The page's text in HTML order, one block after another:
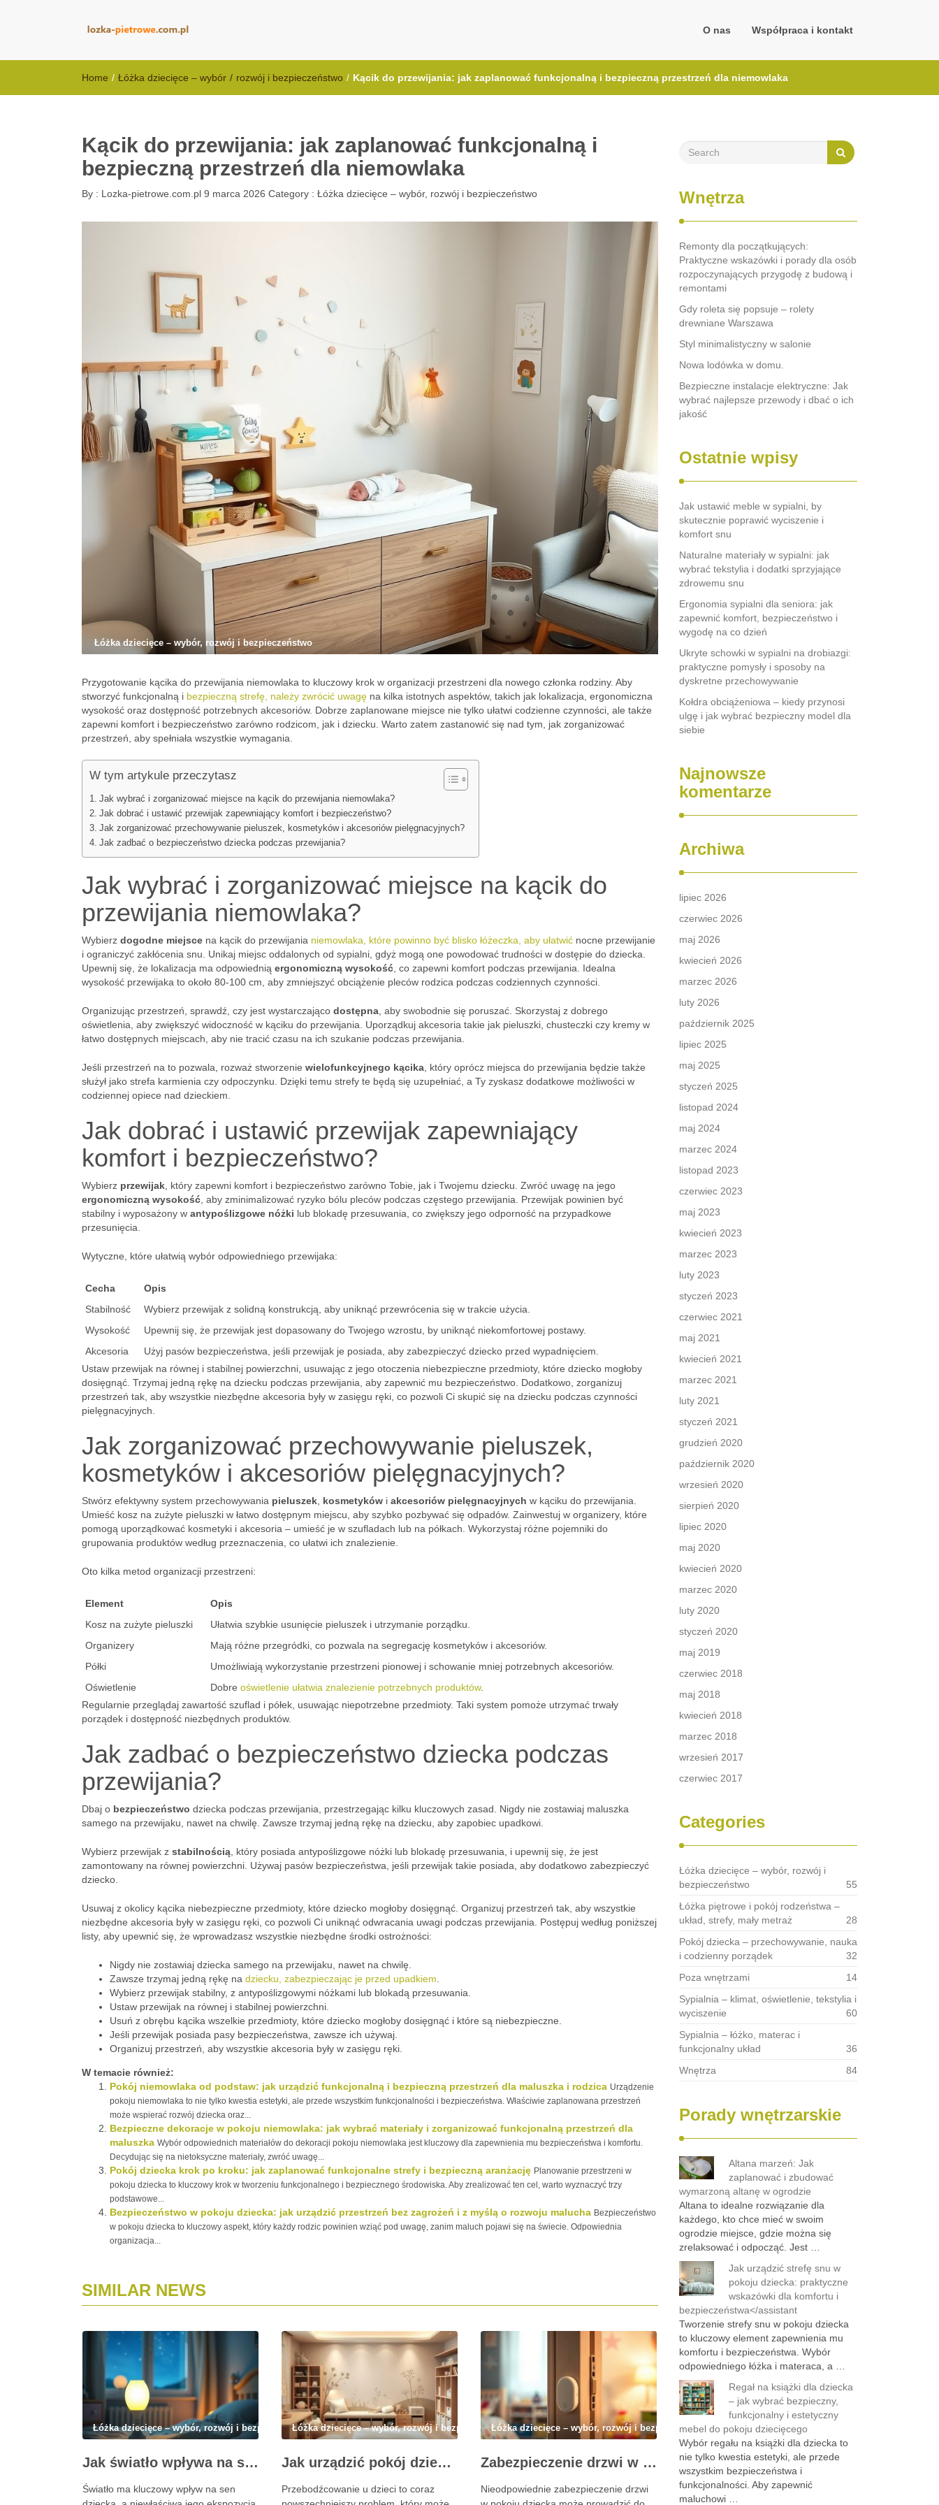
O nas Współpraca i kontakt
Home / Łóżka dziecięce – wybór / rozwój i bezpieczeństwo / Kącik do przewijania: jak zaplanować funkcjonalną i bezpieczną przestrzeń dla niemowlaka
Kącik do przewijania: jak zaplanować funkcjonalną i
bezpieczną przestrzeń dla niemowlaka
By : Lozka-pietrowe.com.pl 9 marca 2026 Category : Łóżka dziecięce – wybór, rozwój i bezpieczeństwo
Łóżka dziecięce – wybór, rozwój i bezpieczeństwo
Przygotowanie kącika do przewijania niemowlaka to kluczowy krok w organizacji przestrzeni dla nowego członka rodziny. Aby
stworzyć funkcjonalną i bezpieczną strefę, należy zwrócić uwagę na kilka istotnych aspektów, takich jak lokalizacja, ergonomiczna
wysokość oraz dostępność potrzebnych akcesoriów. Dobrze zaplanowane miejsce nie tylko ułatwi codzienne czynności, ale także
zapewni komfort i bezpieczeństwo zarówno rodzicom, jak i dziecku. Warto zatem zastanowić się nad tym, jak zorganizować
przestrzeń, aby spełniała wszystkie wymagania.
W tym artykule przeczytasz
Jak wybrać i zorganizować miejsce na kącik do przewijania niemowlaka?
Jak dobrać i ustawić przewijak zapewniający komfort i bezpieczeństwo?
Jak zorganizować przechowywanie pieluszek, kosmetyków i akcesoriów pielęgnacyjnych?
Jak zadbać o bezpieczeństwo dziecka podczas przewijania?
Jak wybrać i zorganizować miejsce na kącik do
przewijania niemowlaka?
Wybierz dogodne miejsce na kącik do przewijania niemowlaka, które powinno być blisko łóżeczka, aby ułatwić nocne przewijanie
i ograniczyć zakłócenia snu. Unikaj miejsc oddalonych od sypialni, gdyż mogą one powodować trudności w dostępie do dziecka.
Upewnij się, że lokalizacja ma odpowiednią ergonomiczną wysokość , co zapewni komfort podczas przewijania. Idealna
wysokość przewijaka to około 80-100 cm, aby zmniejszyć obciążenie pleców rodzica podczas codziennych czynności.
Organizując przestrzeń, sprawdź, czy jest wystarczająco dostępna , aby swobodnie się poruszać. Skorzystaj z dobrego
oświetlenia, aby zwiększyć widoczność w kąciku do przewijania. Uporządkuj akcesoria takie jak pieluszki, chusteczki czy kremy w
łatwo dostępnych miejscach, aby nie tracić czasu na ich szukanie podczas przewijania.
Jeśli przestrzeń na to pozwala, rozważ stworzenie wielofunkcyjnego kącika , który oprócz miejsca do przewijania będzie także
służył jako strefa karmienia czy odpoczynku. Dzięki temu strefy te będą się uzupełniać, a Ty zyskasz dodatkowe możliwości w
codziennej opiece nad dzieckiem.
Jak dobrać i ustawić przewijak zapewniający
komfort i bezpieczeństwo?
Wybierz przewijak , który zapewni komfort i bezpieczeństwo zarówno Tobie, jak i Twojemu dziecku. Zwróć uwagę na jego
ergonomiczną wysokość , aby zminimalizować ryzyko bólu pleców podczas częstego przewijania. Przewijak powinien być
stabilny i wyposażony w antypoślizgowe nóżki lub blokadę przesuwania, co zwiększy jego odporność na przypadkowe
przesunięcia.
Wytyczne, które ułatwią wybór odpowiedniego przewijaka:
Cecha
Opis
Stabilność
Wybierz przewijak z solidną konstrukcją, aby uniknąć przewrócenia się w trakcie użycia.
Wysokość
Upewnij się, że przewijak jest dopasowany do Twojego wzrostu, by uniknąć niekomfortowej postawy.
Akcesoria
Użyj pasów bezpieczeństwa, jeśli przewijak je posiada, aby zabezpieczyć dziecko przed wypadnięciem.
Ustaw przewijak na równej i stabilnej powierzchni, usuwając z jego otoczenia niebezpieczne przedmioty, które dziecko mogłoby
dosięgnąć. Trzymaj jedną rękę na dziecku podczas przewijania, aby zapewnić mu bezpieczeństwo. Dodatkowo, zorganizuj
przestrzeń tak, aby wszystkie niezbędne akcesoria były w zasięgu ręki, co pozwoli Ci skupić się na dziecku podczas czynności
pielęgnacyjnych.
Jak zorganizować przechowywanie pieluszek,
kosmetyków i akcesoriów pielęgnacyjnych?
Stwórz efektywny system przechowywania pieluszek kosmetyków i akcesoriów pielęgnacyjnych w kąciku do przewijania.
Umieść kosz na zużyte pieluszki w łatwo dostępnym miejscu, aby szybko pozbywać się odpadów. Zainwestuj w organizery, które
pomogą uporządkować kosmetyki i akcesoria – umieść je w szufladach lub na półkach. Wykorzystaj różne pojemniki do
grupowania produktów według przeznaczenia, co ułatwi ich znalezienie.
Oto kilka metod organizacji przestrzeni:
Element
Opis
Kosz na zużyte pieluszki
Ułatwia szybkie usunięcie pieluszek i utrzymanie porządku.
Organizery
Mają różne przegródki, co pozwala na segregację kosmetyków i akcesoriów.
Półki
Umożliwiają wykorzystanie przestrzeni pionowej i schowanie mniej potrzebnych akcesoriów.
Oświetlenie
Dobre oświetlenie ułatwia znalezienie potrzebnych produktów.
Regularnie przeglądaj zawartość szuflad i półek, usuwając niepotrzebne przedmioty. Taki system pomoże utrzymać trwały
porządek i dostępność niezbędnych produktów.
Jak zadbać o bezpieczeństwo dziecka podczas
przewijania?
Dbaj o bezpieczeństwo dziecka podczas przewijania, przestrzegając kilku kluczowych zasad. Nigdy nie zostawiaj maluszka
samego na przewijaku, nawet na chwilę. Zawsze trzymaj jedną rękę na dziecku, aby zapobiec upadkowi.
Wybierz przewijak z stabilnością , który posiada antypoślizgowe nóżki lub blokadę przesuwania, i upewnij się, że jest
zamontowany na równej powierzchni. Używaj pasów bezpieczeństwa, jeśli przewijak takie posiada, aby dodatkowo zabezpieczyć
dziecko.
Usuwaj z okolicy kącika niebezpieczne przedmioty, które dziecko mogłoby dosięgnąć. Organizuj przestrzeń tak, aby wszystkie
niezbędne akcesoria były w zasięgu ręki, co pozwoli Ci uniknąć odwracania uwagi podczas przewijania. Postępuj według poniższej
listy, aby upewnić się, że wprowadzasz wszystkie niezbędne środki ostrożności:
Nigdy nie zostawiaj dziecka samego na przewijaku, nawet na chwilę.
Zawsze trzymaj jedną rękę na dziecku, zabezpieczając je przed upadkiem
Wybierz przewijak stabilny, z antypoślizgowymi nóżkami lub blokadą przesuwania.
Ustaw przewijak na równej i stabilnej powierzchni.
Usuń z obrębu kącika wszelkie przedmioty, które dziecko mogłoby dosięgnąć i które są niebezpieczne.
Jeśli przewijak posiada pasy bezpieczeństwa, zawsze ich używaj.
Organizuj przestrzeń, aby wszystkie akcesoria były w zasięgu ręki.
W temacie również:
Pokój niemowlaka od podstaw: jak urządzić funkcjonalną i bezpieczną przestrzeń dla maluszka i rodzica Urządzenie
pokoju niemowlaka to nie tylko kwestia estetyki, ale przede wszystkim funkcjonalności i bezpieczeństwa. Właściwie zaplanowana przestrzeń
może wspierać rozwój dziecka oraz...
Bezpieczne dekoracje w pokoju niemowlaka: jak wybrać materiały i zorganizować funkcjonalną przestrzeń dla
maluszka Wybór odpowiednich materiałów do dekoracji pokoju niemowlaka jest kluczowy dla zapewnienia mu bezpieczeństwa i komfortu.
Decydując się na nietoksyczne materiały, zwróć uwagę...
Pokój dziecka krok po kroku: jak zaplanować funkcjonalne strefy i bezpieczną aranżację Planowanie przestrzeni w
pokoju dziecka to kluczowy krok w tworzeniu funkcjonalnego i bezpiecznego środowiska. Aby zrealizować ten cel, warto wyznaczyć trzy
podstawowe...
Bezpieczeństwo w pokoju dziecka: jak urządzić przestrzeń bez zagrożeń i z myślą o rozwoju malucha Bezpieczeństwo
w pokoju dziecka to kluczowy aspekt, który każdy rodzic powinien wziąć pod uwagę, zanim maluch pojawi się na świecie. Odpowiednia
organizacja...
SIMILAR NEWS
Łóżka dziecięce – wybór, rozwój i bezpieczeństwo
Jak światło wpływa na sen dziecka i kiedy lampka nocna pomaga, a kiedy szkodzi
Światło ma kluczowy wpływ na sen
Łóżka dziecięce – wybór, rozwój i bezpieczeństwo
Jak urządzić pokój dziecka, by uniknąć przebodźcowania i wspierać jego spokój oraz rozwój
Przebodźcowanie u dzieci to coraz
Łóżka dziecięce – wybór, rozwój i bezpieczeństwo
Zabezpieczenie drzwi w pokoju dziecka: jak skutecznie chronić przed przytrzaśnięciem i niepożądanym otwarciem
Nieodpowiednie zabezpieczenie drzwi
Wnętrza
Remonty dla początkujących:
Praktyczne wskazówki i porady dla osób
rozpoczynających przygodę z budową i
remontami
Gdy roleta się popsuje – rolety
drewniane Warszawa
Styl minimalistyczny w salonie
Nowa lodówka w domu.
Bezpieczne instalacje elektryczne: Jak
wybrać najlepsze przewody i dbać o ich
jakość
Ostatnie wpisy
Jak ustawić meble w sypialni, by
skutecznie poprawić wyciszenie i
komfort snu
Naturalne materiały w sypialni: jak
wybrać tekstylia i dodatki sprzyjające
zdrowemu snu
Ergonomia sypialni dla seniora: jak
zapewnić komfort, bezpieczeństwo i
wygodę na co dzień
Ukryte schowki w sypialni na drobiazgi:
praktyczne pomysły i sposoby na
dyskretne przechowywanie
Kołdra obciążeniowa – kiedy przynosi
ulgę i jak wybrać bezpieczny model dla
siebie
Najnowsze
komentarze
Archiwa
lipiec 2026
czerwiec 2026
maj 2026
kwiecień 2026
marzec 2026
luty 2026
październik 2025
lipiec 2025
maj 2025
styczeń 2025
listopad 2024
maj 2024
marzec 2024
listopad 2023
czerwiec 2023
maj 2023
kwiecień 2023
marzec 2023
luty 2023
styczeń 2023
czerwiec 2021
maj 2021
kwiecień 2021
marzec 2021
luty 2021
styczeń 2021
grudzień 2020
październik 2020
wrzesień 2020
sierpień 2020
lipiec 2020
maj 2020
kwiecień 2020
marzec 2020
luty 2020
styczeń 2020
maj 2019
czerwiec 2018
maj 2018
kwiecień 2018
marzec 2018
wrzesień 2017
czerwiec 2017
Categories
Łóżka dziecięce – wybór, rozwój i
bezpieczeństwo
55
Łóżka piętrowe i pokój rodzeństwa –
układ, strefy, mały metraż
28
Pokój dziecka – przechowywanie, nauka
i codzienny porządek
32
Poza wnętrzami
14
Sypialnia – klimat, oświetlenie, tekstylia i
wyciszenie
60
Sypialnia – łóżko, materac i
funkcjonalny układ
36
Wnętrza
84
Porady wnętrzarskie
Altana marzeń: Jak
zaplanować i zbudować
wymarzoną altanę w ogrodzie
Altana to idealne rozwiązanie dla
każdego, kto chce mieć w swoim
ogrodzie miejsce, gdzie można się
zrelaksować i odpocząć. Jest …
Jak urządzić strefę snu w
pokoju dziecka: praktyczne
wskazówki dla komfortu i
bezpieczeństwa</assistant
Tworzenie strefy snu w pokoju dziecka
to kluczowy element zapewnienia mu
komfortu i bezpieczeństwa. Wybór
odpowiedniego łóżka i materaca, a …
Regał na książki dla dziecka
– jak wybrać bezpieczny,
funkcjonalny i estetyczny
mebel do pokoju dziecięcego
Wybór regału na książki dla dziecka to
nie tylko kwestia estetyki, ale przede
wszystkim bezpieczeństwa i
funkcjonalności. Aby zapewnić
maluchowi …